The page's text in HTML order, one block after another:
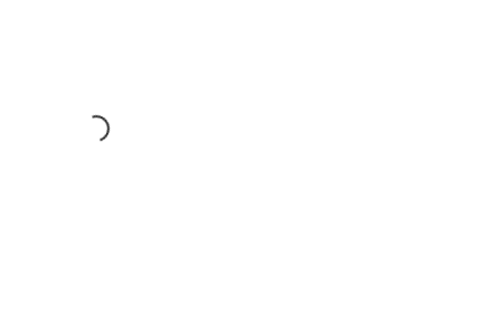
Loading...